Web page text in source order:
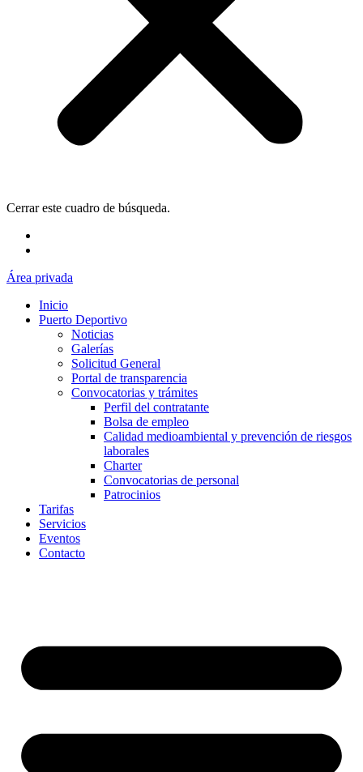
Cerrar este cuadro de búsqueda.
Área privada
Inicio
Puerto Deportivo
Noticias
Galerías
Solicitud General
Portal de transparencia
Convocatorias y trámites
Perfil del contratante
Bolsa de empleo
Calidad medioambiental y prevención de riesgos
laborales
Charter
Convocatorias de personal
Patrocinios
Tarifas
Servicios
Eventos
Contacto